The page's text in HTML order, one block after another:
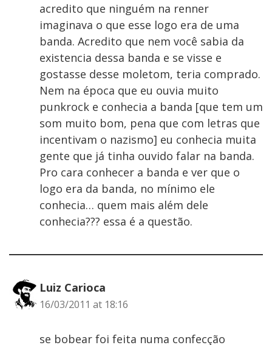
acredito que ninguém na renner
imaginava o que esse logo era de uma
banda. Acredito que nem você sabia da
existencia dessa banda e se visse e
gostasse desse moletom, teria comprado.
Nem na época que eu ouvia muito
punkrock e conhecia a banda [que tem um
som muito bom, pena que com letras que
incentivam o nazismo] eu conhecia muita
gente que já tinha ouvido falar na banda.
Pro cara conhecer a banda e ver que o
logo era da banda, no mínimo ele
conhecia… quem mais além dele
conhecia??? essa é a questão.
Luiz Carioca
16/03/2011 at 18:16
se bobear foi feita numa confecção